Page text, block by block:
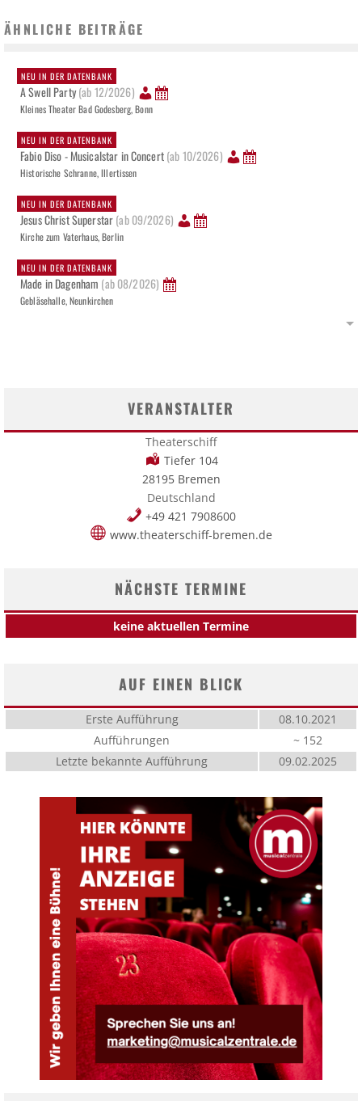
ÄHNLICHE BEITRÄGE
NEU IN DER DATENBANK
A Swell Party(ab 12/2026)
Kleines Theater Bad Godesberg, Bonn
NEU IN DER DATENBANK
Fabio Diso - Musicalstar in Concert(ab 10/2026)
Historische Schranne, Illertissen
NEU IN DER DATENBANK
Jesus Christ Superstar(ab 09/2026)
Kirche zum Vaterhaus, Berlin
NEU IN DER DATENBANK
Made in Dagenham (ab 08/2026)
Gebläsehalle, Neunkirchen
VERANSTALTER
Theaterschiff
Tiefer 104
28195 Bremen
Deutschland
+49 421 7908600
www.theaterschiff-bremen.de
NÄCHSTE TERMINE
keine aktuellen Termine
AUF EINEN BLICK
Erste Aufführung
08.10.2021
Aufführungen
~ 152
Letzte bekannte Aufführung
09.02.2025